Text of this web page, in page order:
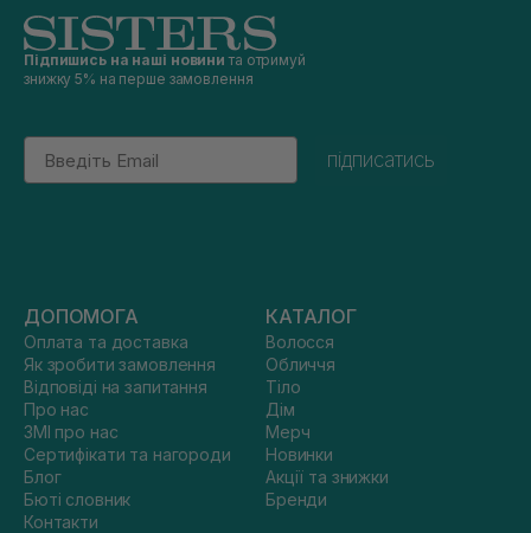
Підпишись на наші новини та отримуй
знижку 5% на перше замовлення
Email
підписатись
ДОПОМОГА
Оплата та доставка
Як зробити замовлення
Відповіді на запитання
Про нас
ЗМІ про нас
Сертифікати та нагороди
Блог
Бюті словник
Контакти
КАТАЛОГ
Волосся
Обличчя
Тіло
Дім
Мерч
Новинки
Акції та знижки
Бренди